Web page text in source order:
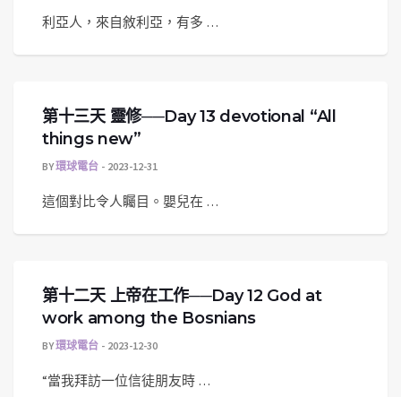
利亞人，來自敘利亞，有多 …
第十三天 靈修──Day 13 devotional “All
things new”
BY環球電台 2023-12-31
這個對比令人矚目。嬰兒在 …
第十二天 上帝在工作──Day 12 God at
work among the Bosnians
BY環球電台 2023-12-30
“當我拜訪一位信徒朋友時 …